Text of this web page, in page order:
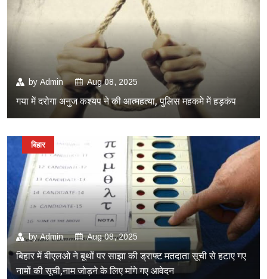
by Admin Aug 08, 2025
गया में दरोगा अनुज कश्यप ने की आत्महत्या, पुलिस महकमे में हड़कंप
byAdmin Aug 08, 2025
बिहार में बीएलओ ने बूथों पर साझा की ड्राफ्ट मतदाता सूची से हटाए गए
नामों की सूची,नाम जोड़ने के लिए मांगे गए आवेदन
बिहार